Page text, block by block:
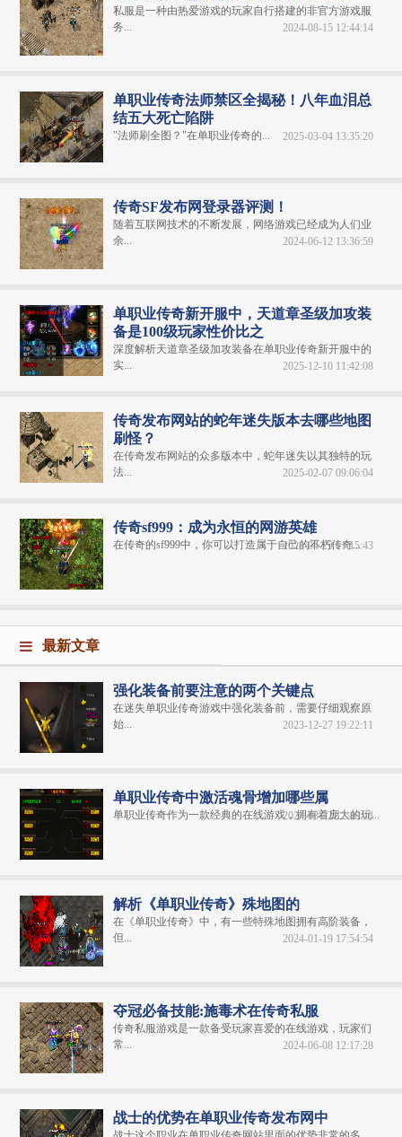
私服是一种由热爱游戏的玩家自行搭建的非官方游戏服
务...
2024-08-15 12:44:14
单职业传奇法师禁区全揭秘！八年血泪总
结五大死亡陷阱
"法师刷全图？"在单职业传奇的... 2025-03-04 13:35:20
传奇SF发布网登录器评测！
随着互联网技术的不断发展，网络游戏已经成为人们业
余...
2024-06-12 13:36:59
单职业传奇新开服中，天道章圣级加攻装
备是100级玩家性价比之
深度解析天道章圣级加攻装备在单职业传奇新开服中的
实...
2025-12-10 11:42:08
传奇发布网站的蛇年迷失版本去哪些地图
刷怪？
在传奇发布网站的众多版本中，蛇年迷失以其独特的玩
法...
2025-02-07 09:06:04
传奇sf999：成为永恒的网游英雄
在传奇的sf999中，你可以打造属于自己的不朽传奇...
2024-04-29 11:15:43
最新文章
强化装备前要注意的两个关键点
在迷失单职业传奇游戏中强化装备前，需要仔细观察原
始...
2023-12-27 19:22:11
单职业传奇中激活魂骨增加哪些属
单职业传奇​作为一款经典的在线游戏，拥有着庞大的玩...
2024-08-22 12:40:48
解析《单职业传奇》殊地图的
在《单职业传奇》中，有一些特殊地图拥有高阶装备，
但...
2024-01-19 17:54:54
夺冠必备技能:施毒术在传奇私服
传奇私服游戏是一款备受玩家喜爱的在线游戏，玩家们
常...
2024-06-08 12:17:28
战士的优势在单职业传奇发布网中